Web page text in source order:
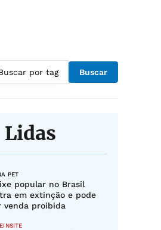
por tag Buscar
PET
popular no Brasil
em extinção e pode
venda proibida